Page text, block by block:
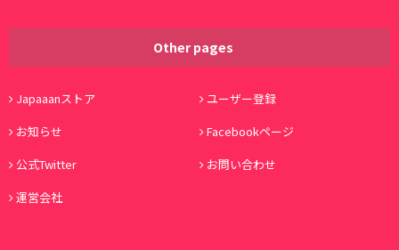
Other pages
Japaaanストア
ユーザー登録
お知らせ
Facebookページ
公式Twitter
お問い合わせ
運営会社